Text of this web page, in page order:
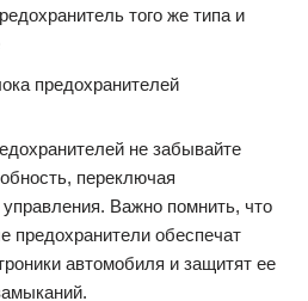
того же типа и
предохранителей
не забывайте
переключая
Важно помнить, что
предохранители обеспечат
автомобиля и защитят ее